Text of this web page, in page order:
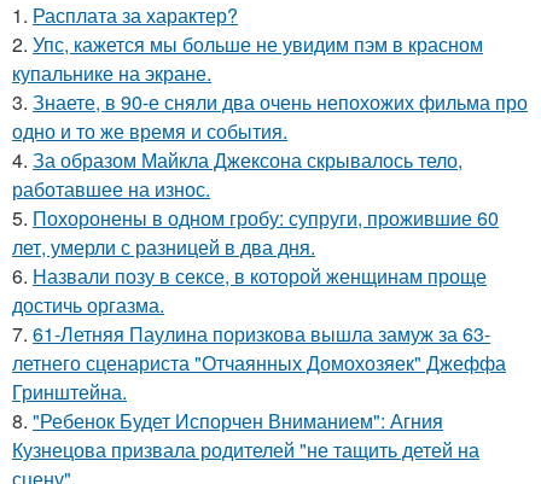
1. Расплата за характер?
2. Упс, кажется мы больше не увидим пэм в красном
купальнике на экране.
3. Знаете, в 90-е сняли два очень непохожих фильма про
одно и то же время и события.
4. За образом Майкла Джексона скрывалось тело,
работавшее на износ.
5. Похоронены в одном гробу: супруги, прожившие 60
лет, умерли с разницей в два дня.
6. Назвали позу в сексе, в которой женщинам проще
достичь оргазма.
7. 61-Летняя Паулина поризкова вышла замуж за 63-
летнего сценариста "Отчаянных Домохозяек" Джеффа
Гринштейна.
8. "Ребенок Будет Испорчен Вниманием": Агния
Кузнецова призвала родителей "не тащить детей на